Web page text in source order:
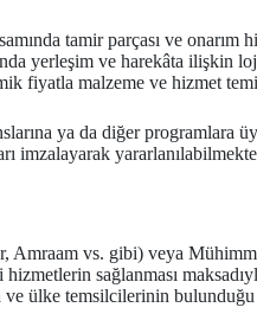
tamir parçası ve
yerleşim ve harekâta
fiyatla malzeme ve hizmet
ya da diğer
imzalayarak
Amraam vs. gibi) veya
sağlanması
ülke temsilcilerinin